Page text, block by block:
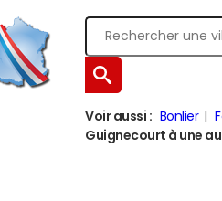
Voir aussi : Bonlier
Guignecourt à une